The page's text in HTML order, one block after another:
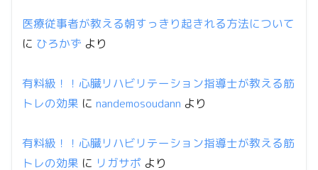
医療従事者が教える朝すっきり起きれる方法について
に ひろかず より
有料級！！心臓リハビリテーション指導士が教える筋
トレの効果 に nandemosoudann より
有料級！！心臓リハビリテーション指導士が教える筋
トレの効果 に リガサポ より